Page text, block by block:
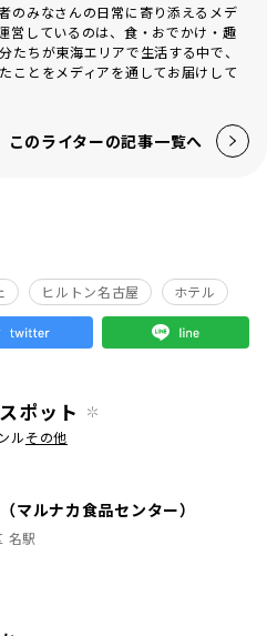
のみなさんの日常に寄り添えるメデ
営しているのは、食・おでかけ・趣
たちが東海エリアで生活する中で、
ことをメディアを通してお届けして
このライターの記事一覧へ
ヒルトン名古屋 ホテル
ポット
ルその他
マルナカ食品センター）
名駅